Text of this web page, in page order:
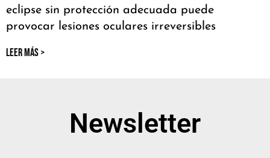
eclipse sin protección adecuada puede
provocar lesiones oculares irreversibles
LEER MÁS >
Newsletter